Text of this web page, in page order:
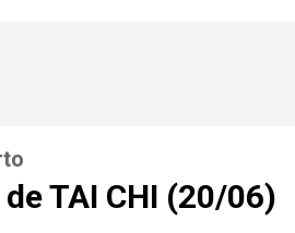
TAI CHI (20/06)